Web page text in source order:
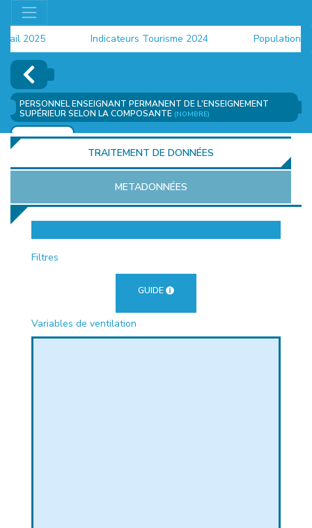
2025 Indicateurs Tourisme 2024 Population
PERSONNEL ENSEIGNANT PERMANENT DE L'ENSEIGNEMENT
SUPÉRIEUR SELON LA COMPOSANTE (NOMBRE)
AJOUTER
TRAITEMENT DE DONNÉES
METADONNÉES
Filtres
GUIDE
Variables de ventilation